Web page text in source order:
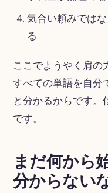
気合い頼みでは
る
ここでようやく肩の
すべての単語を自分
と分かるからです。
です。
まだ何から
分からない